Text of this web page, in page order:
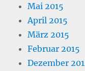
Mai 2015
April 2015
März 2015
Februar 2015
Dezember